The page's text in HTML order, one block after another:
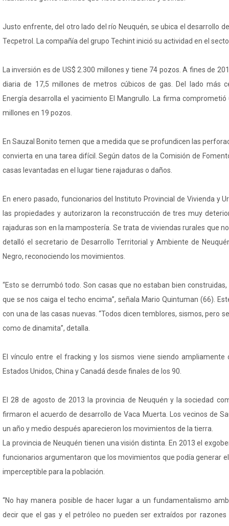
Justo enfrente, del otro lado del río Neuquén, se ubica el desarrollo
Tecpetrol. La compañía del grupo Techint inició su actividad en el
La inversión es de US$ 2.300 millones y tiene 74 pozos. A fines de
diaria de 17,5 millones de metros cúbicos de gas. Del lado más
Energía desarrolla el yacimiento El Mangrullo. La firma
millones en 19 pozos.
En Sauzal Bonito temen que a medida que se profundicen las
convierta en una tarea difícil. Según datos de la Comisión de
casas levantadas en el lugar tiene rajaduras o daños.
En enero pasado, funcionarios del Instituto Provincial de Vivienda y
las propiedades y autorizaron la reconstrucción de tres muy
rajaduras son en la mampostería. Se trata de viviendas rurales que
detalló el secretario de Desarrollo Territorial y Ambiente de
Negro, reconociendo los movimientos.
“Esto se derrumbó todo. Son casas que no estaban bien
que se nos caiga el techo encima”, señala Mario Quintuman (66).
con una de las casas nuevas. “Todos dicen temblores, sismos, pero
como de dinamita”, detalla.
El vínculo entre el fracking y los sismos viene siendo ampliamente
Estados Unidos, China y Canadá desde finales de los 90.
El 28 de agosto de 2013 la provincia de Neuquén y la sociedad
firmaron el acuerdo de desarrollo de Vaca Muerta. Los vecinos de
un año y medio después aparecieron los movimientos de la tierra.
La provincia de Neuquén tienen una visión distinta. En 2013 el
funcionarios argumentaron que los movimientos que podía generar
imperceptible para la población.
“No hay manera posible de hacer lugar a un fundamentalismo
decir que el gas y el petróleo no pueden ser extraídos por razones